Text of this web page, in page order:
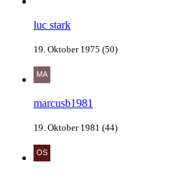
luc stark
19. Oktober 1975 (50)
marcusb1981
19. Oktober 1981 (44)